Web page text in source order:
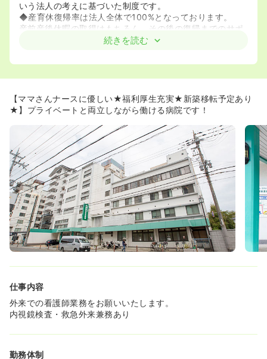
いう法人の考えに基づいた制度です。
◆産育休復帰率は法人全体で100%となっております。
産前産後休暇の取得はもちろん、その後の復帰までのサポ
ートも手厚く行なっております。復帰前の面談では、その
方などをヒアリングします。子育てを経験した職員も多い
《2～3年後に新築移転を予定しております！》
約2年～3年後に隣駅の向島駅から徒歩10分の距離に新築移
《法人として介護施設・訪問看護まで一貫したサービスを
実施しております。》
「社会福祉法人浩照会」は病院以外にも、訪問看護ステー
ション、介護老人保健施設、特別養護老人ホームなど関連
施設が多くございます。
そのため将来的に関連施設などに異動をすることも可能で
す。！
《福利厚生充実♪》
医療費補助制度あり！
法人が運営する伏見桃山総合病院での外来受診費の補助が
受けられます（※本人のみ 薬代も含め全額補助あり）
続きを読む
【ママさんナースに優しい★福利厚生充実★新築移転予定あり
★】プライベートと両立しながら働ける病院です！
仕事内容
外来での看護師業務をお願いいたします。
内視鏡検査・救急外来兼務あり
勤務体制